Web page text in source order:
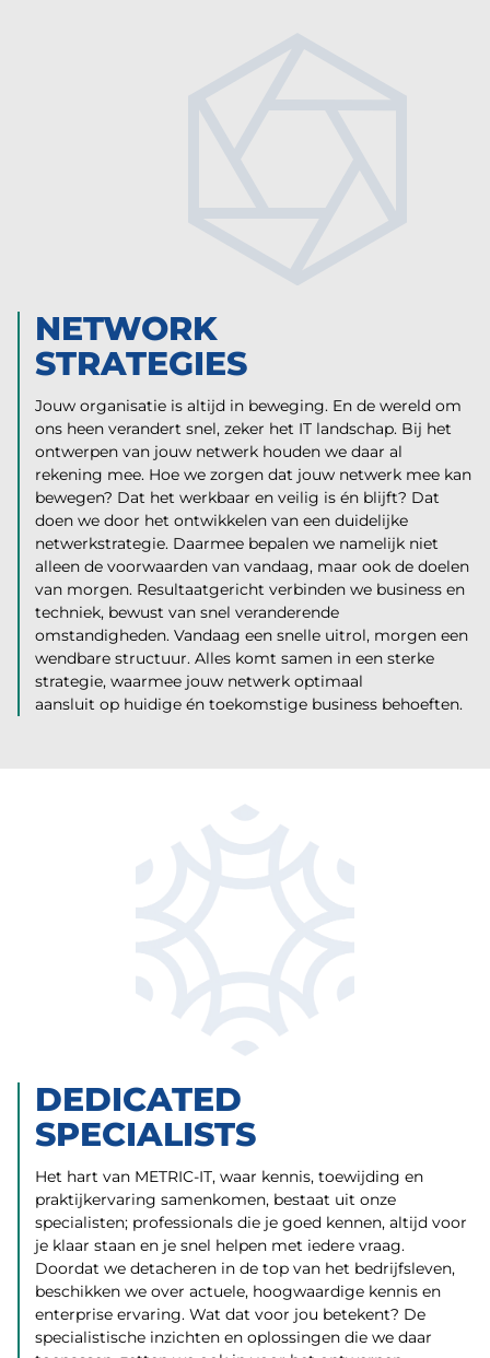
NETWORK
STRATEGIES
Jouw organisatie is altijd in beweging. En de wereld om
ons heen verandert snel, zeker het IT landschap. Bij het
ontwerpen van jouw netwerk houden we daar al
rekening mee. Hoe we zorgen dat jouw netwerk mee kan
bewegen? Dat het werkbaar en veilig is én blijft? Dat
doen we door het ontwikkelen van een duidelijke
netwerkstrategie. Daarmee bepalen we namelijk niet
alleen de voorwaarden van vandaag, maar ook de doelen
van morgen. Resultaatgericht verbinden we business en
techniek, bewust van snel veranderende
omstandigheden. Vandaag een snelle uitrol, morgen een
wendbare structuur. Alles komt samen in een sterke
strategie, waarmee jouw netwerk optimaal
aansluit op huidige én toekomstige business behoeften.
DEDICATED
SPECIALISTS
Het hart van METRIC-IT, waar kennis, toewijding en
praktijkervaring samenkomen, bestaat uit onze
specialisten; professionals die je goed kennen, altijd voor
je klaar staan en je snel helpen met iedere vraag.
Doordat we detacheren in de top van het bedrijfsleven,
beschikken we over actuele, hoogwaardige kennis en
enterprise ervaring. Wat dat voor jou betekent? De
specialistische inzichten en oplossingen die we daar